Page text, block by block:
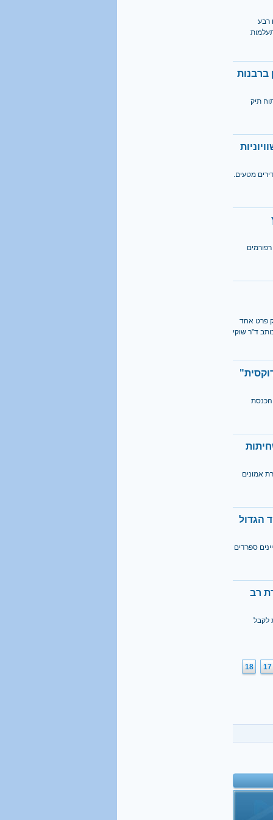
רבע
ברבנות
תיק
מטעים.
פרט אחד
ד"ר שוקי
הכנסת
אמונים
הגדול
ספרדים
רב
לקבל
17
18